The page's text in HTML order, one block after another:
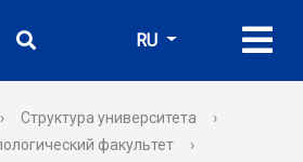
RU
› Структура университета
›
факультет
›